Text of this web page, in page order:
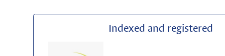
Indexed and registered